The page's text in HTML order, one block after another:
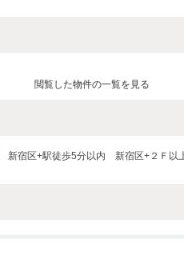
閲覧した物件の一覧を見る
新宿区+駅徒歩5分以内 新宿区+２Ｆ以